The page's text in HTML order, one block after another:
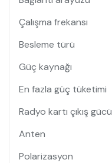
Çalışma frekansı
Besleme türü
Güç kaynağı
En fazla güç tüketimi
Radyo kartı çıkış gücü
Anten
Polarizasyon